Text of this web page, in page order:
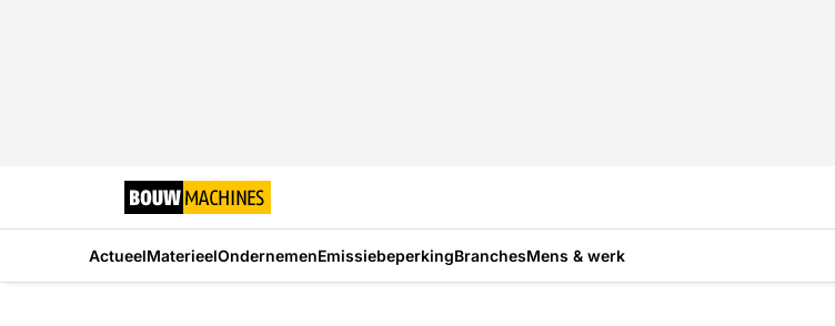
ActueelMaterieelOndernemenEmissiebeperkingBranchesMens & werk